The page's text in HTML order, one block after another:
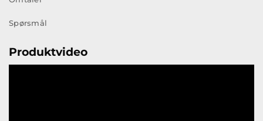
Spørsmål
Produktvideo